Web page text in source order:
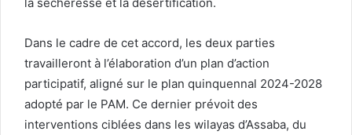
Dans le cadre de cet accord, les deux parties
travailleront à l’élaboration d’un plan d’action
participatif, aligné sur le plan quinquennal 2024-2028
adopté par le PAM. Ce dernier prévoit des
interventions ciblées dans les wilayas d’Assaba, du